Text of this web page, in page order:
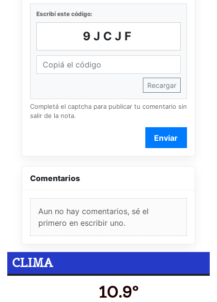
Escribí este código:
9JCJF
Recargar
Completá el captcha para publicar tu comentario sin
salir de la nota.
Enviar
Comentarios
Aun no hay comentarios, sé el
primero en escribir uno.
CLIMA
10.9º